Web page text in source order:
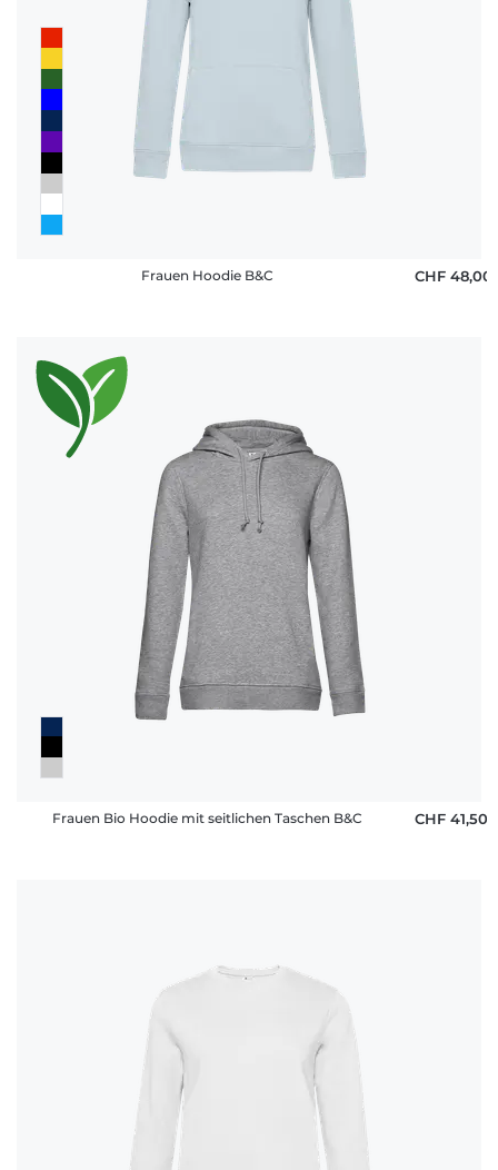
Frauen Hoodie B&C CHF 48,00
Frauen Bio Hoodie mit seitlichen Taschen B&C CHF 41,50